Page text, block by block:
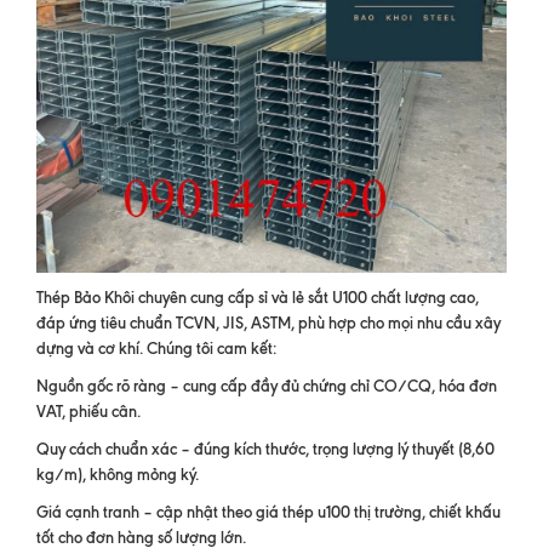
Thép Bảo Khôi chuyên cung cấp sỉ và lẻ sắt U100 chất lượng cao,
đáp ứng tiêu chuẩn TCVN, JIS, ASTM, phù hợp cho mọi nhu cầu xây
dựng và cơ khí. Chúng tôi cam kết:
Nguồn gốc rõ ràng – cung cấp đầy đủ chứng chỉ CO/CQ, hóa đơn
VAT, phiếu cân.
Quy cách chuẩn xác – đúng kích thước, trọng lượng lý thuyết (8,60
kg/m), không mỏng ký.
Giá cạnh tranh – cập nhật theo giá thép u100 thị trường, chiết khấu
tốt cho đơn hàng số lượng lớn.